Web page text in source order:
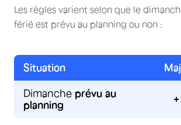
Les règles varient selon que le
férié est prévu au planning ou non :
Situation
Dimanche prévu au
planning